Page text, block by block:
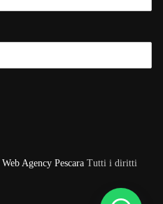
Web Agency Pescara Tutti i diritti